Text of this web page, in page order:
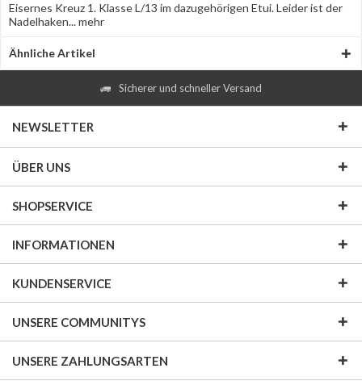
Eisernes Kreuz 1. Klasse L/13 im dazugehörigen Etui. Leider ist der
Nadelhaken...mehr
Ähnliche Artikel
Sicherer und schneller Versand
NEWSLETTER
ÜBER UNS
SHOPSERVICE
INFORMATIONEN
KUNDENSERVICE
UNSERE COMMUNITYS
UNSERE ZAHLUNGSARTEN